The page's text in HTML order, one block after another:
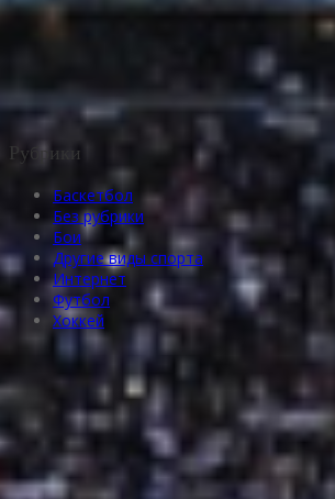
Рубрики
Баскетбол
Без рубрики
Бои
Другие виды спорта
Интернет
Футбол
Хоккей